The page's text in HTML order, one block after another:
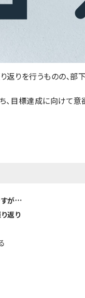
りを行うものの、部
、目標達成に向けて
すが…
返り